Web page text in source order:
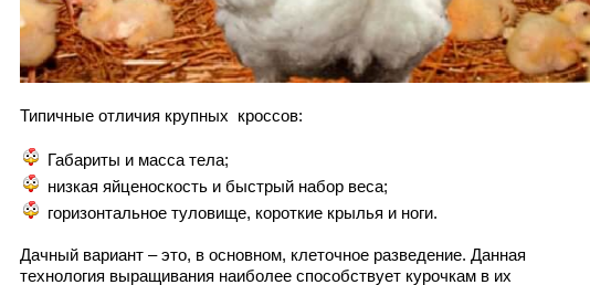
Типичные отличия крупных кроссов:
Габариты и масса тела;
низкая яйценоскость и быстрый набор веса;
горизонтальное туловище, короткие крылья и ноги.
Дачный вариант – это, в основном, клеточное разведение. Данная
технология выращивания наиболее способствует курочкам в их